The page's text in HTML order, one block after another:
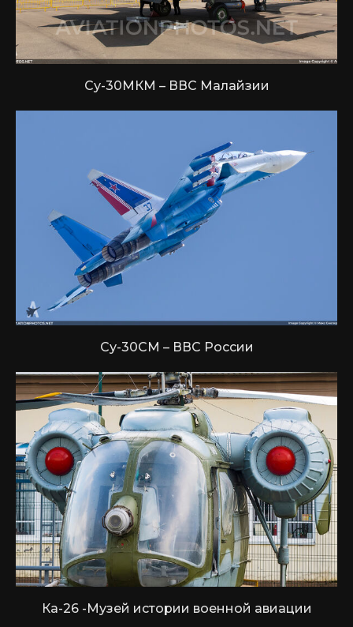
Су-30МКМ – ВВС Малайзии
Су-30СМ – ВВС России
Ка-26 -Музей истории военной авиации